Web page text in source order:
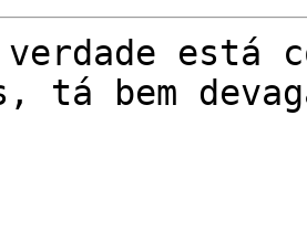
verdade está
tá bem